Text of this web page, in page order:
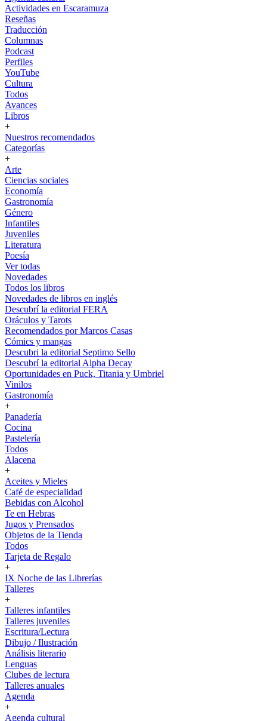
Actividades en Escaramuza
Reseñas
Traducción
Columnas
Podcast
Perfiles
YouTube
Cultura
Todos
Avances
Libros
+
Nuestros recomendados
Categorías
+
Arte
Ciencias sociales
Economía
Gastronomía
Género
Infantiles
Juveniles
Literatura
Poesía
Ver todas
Novedades
Todos los libros
Novedades de libros en inglés
Descubrí la editorial FERA
Oráculos y Tarots
Recomendados por Marcos Casas
Cómics y mangas
Descubri la editorial Septimo Sello
Descubrí la editorial Alpha Decay
Oportunidades en Puck, Titania y Umbriel
Vinilos
Gastronomía
+
Panadería
Cocina
Pastelería
Todos
Alacena
+
Aceites y Mieles
Café de especialidad
Bebidas con Alcohol
Te en Hebras
Jugos y Prensados
Objetos de la Tienda
Todos
Tarjeta de Regalo
+
IX Noche de las Librerías
Talleres
+
Talleres infantiles
Talleres juveniles
Escritura/Lectura
Dibujo / Ilustración
Análisis literario
Lenguas
Clubes de lectura
Talleres anuales
Agenda
+
Agenda cultural